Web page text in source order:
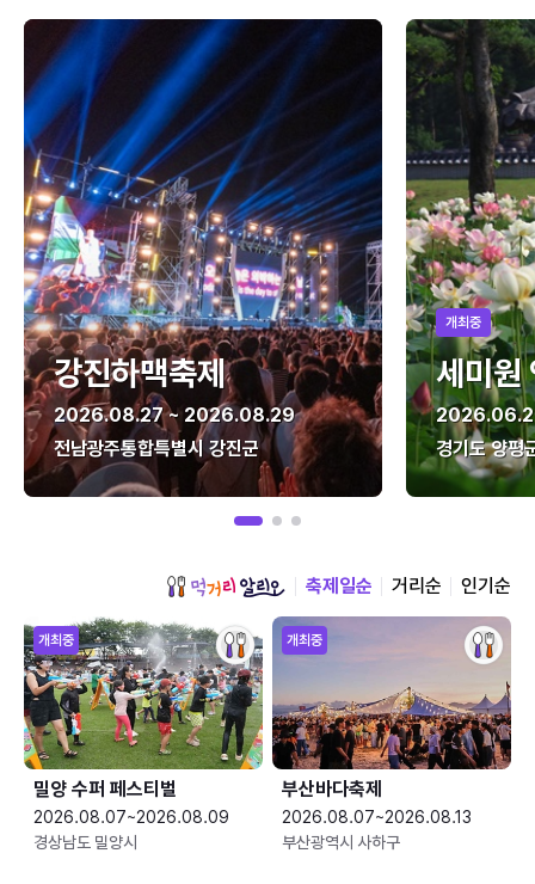
강진하맥축제
2026.08.27 ~ 2026.08.29
전남광주통합특별시 강진군
개최중
세미원
경기도 양평
축제일순 거리순 인기순
개최중
밀양 수퍼 페스티벌
2026.08.07~2026.08.09
경상남도 밀양시
개최중
부산바다축제
2026.08.07~2026.08.13
부산광역시 사하구